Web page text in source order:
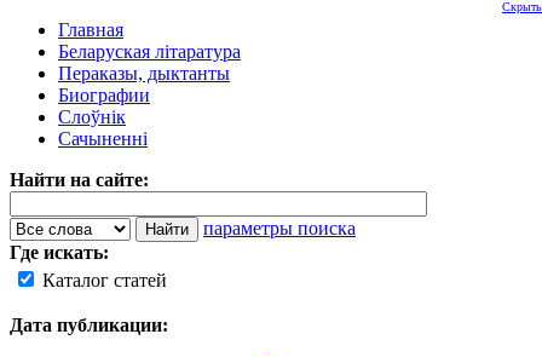
Главная
Беларуская літаратура
Пераказы, дыктанты
Биографии
Слоўнік
Сачыненні
Найти на сайте:
параметры поиска
Где искать:
Каталог статей
Дата публикации:
Скрыть